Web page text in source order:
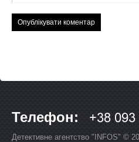
Телефон:
Детективне агентство "INFOS" ©